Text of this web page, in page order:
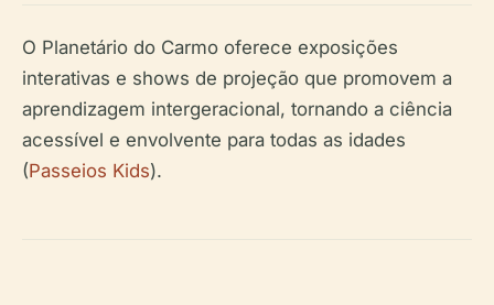
O Planetário do Carmo oferece exposições
interativas e shows de projeção que promovem a
aprendizagem intergeracional, tornando a ciência
acessível e envolvente para todas as idades
(Passeios Kids).